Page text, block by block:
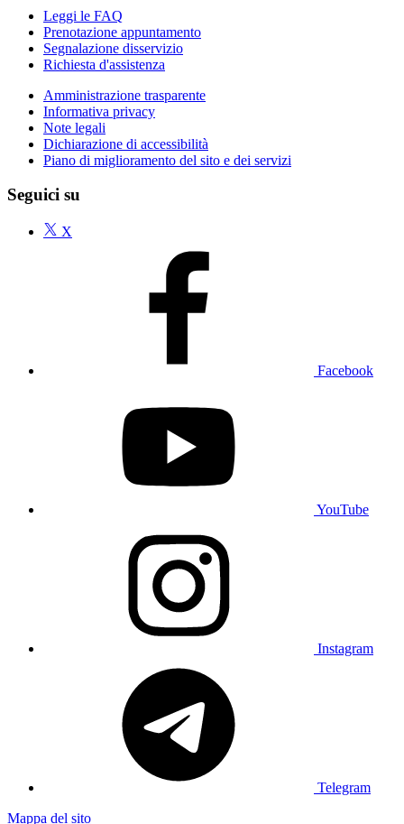
Leggi le FAQ
Prenotazione appuntamento
Segnalazione disservizio
Richiesta d'assistenza
Amministrazione trasparente
Informativa privacy
Note legali
Dichiarazione di accessibilità
Piano di miglioramento del sito e dei servizi
Seguici su
X
Facebook
YouTube
Instagram
Telegram
Mappa del sito